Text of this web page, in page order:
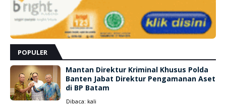
POPULER
Mantan Direktur Kriminal Khusus Polda
Banten Jabat Direktur Pengamanan Aset
di BP Batam
Dibaca: kali